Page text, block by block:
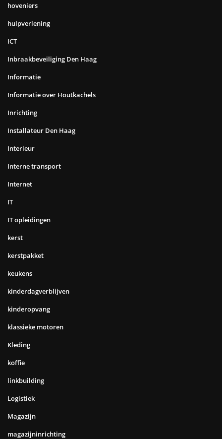
hoveniers
hulpverlening
ICT
Inbraakbeveiliging Den Haag
Informatie
Informatie over Houtkachels
Inrichting
Installateur Den Haag
Interieur
Interne transport
Internet
IT
IT opleidingen
kerst
kerstpakket
keukens
kinderdagverblijven
kinderopvang
klassieke motoren
Kleding
koffie
linkbuilding
Logistiek
Magazijn
magazijninrichting